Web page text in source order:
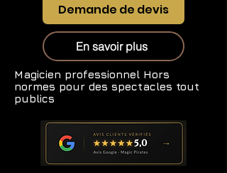
Demande de devis
En savoir plus
Magicien professionnel Hors
normes pour des spectacles tout
publics